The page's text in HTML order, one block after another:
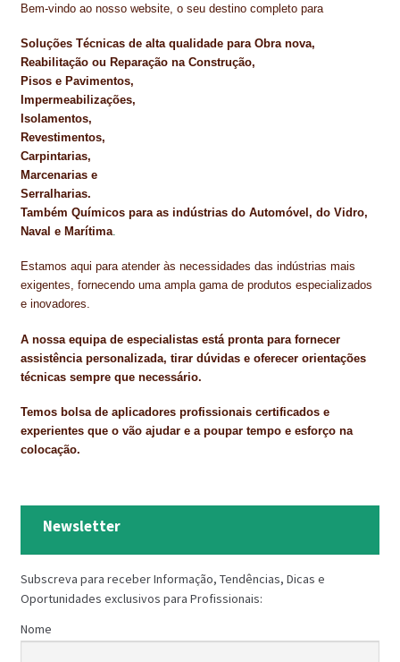
Bem-vindo ao nosso website, o seu destino completo para
Soluções Técnicas de alta qualidade para Obra nova,
Reabilitação ou Reparação na Construção,
Pisos e Pavimentos,
Impermeabilizações,
Isolamentos,
Revestimentos,
Carpintarias,
Marcenarias e
Serralharias.
Também Químicos para as indústrias do Automóvel, do Vidro,
Naval e Marítima.
Estamos aqui para atender às necessidades das indústrias mais
exigentes, fornecendo uma ampla gama de produtos especializados
e inovadores.
A nossa equipa de especialistas está pronta para fornecer
assistência personalizada, tirar dúvidas e oferecer orientações
técnicas sempre que necessário.
Temos bolsa de aplicadores profissionais certificados e
experientes que o vão ajudar e a poupar tempo e esforço na
colocação.
Newsletter
Subscreva para receber Informação, Tendências, Dicas e
Oportunidades exclusivos para Profissionais:
Nome